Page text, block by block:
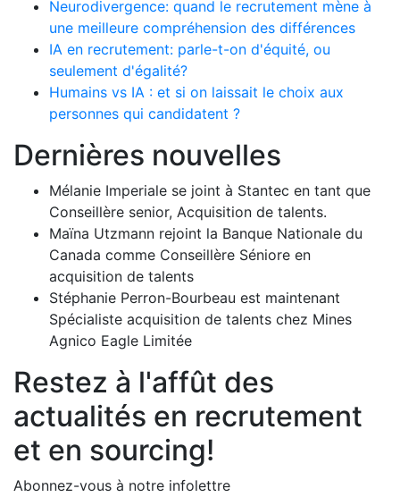
Neurodivergence: quand le recrutement mène à
une meilleure compréhension des différences
IA en recrutement: parle-t-on d'équité, ou
seulement d'égalité?
Humains vs IA : et si on laissait le choix aux
personnes qui candidatent ?
Dernières nouvelles
Mélanie Imperiale se joint à Stantec en tant que
Conseillère senior, Acquisition de talents.
Maïna Utzmann rejoint la Banque Nationale du
Canada comme Conseillère Séniore en
acquisition de talents
Stéphanie Perron-Bourbeau est maintenant
Spécialiste acquisition de talents chez Mines
Agnico Eagle Limitée
Restez à l'affût des
actualités en recrutement
et en sourcing!
Abonnez-vous à notre infolettre